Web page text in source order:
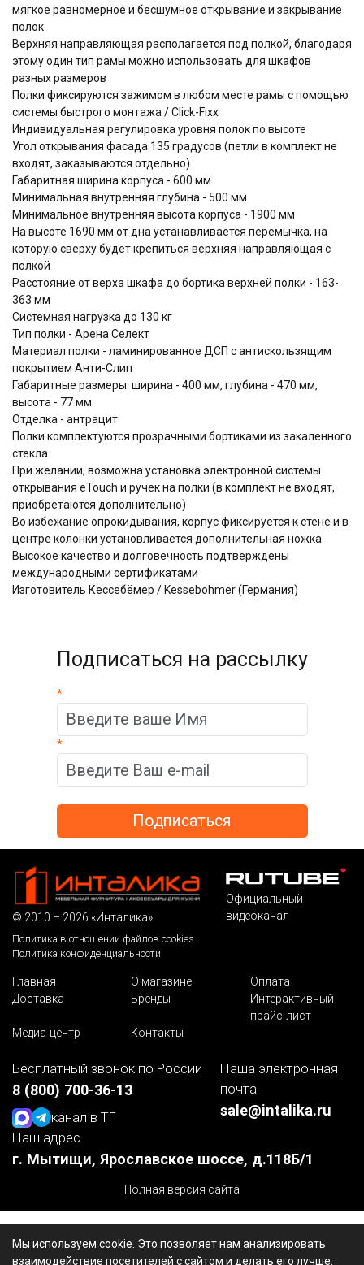
мягкое равномерное и бесшумное открывание и закрывание
полок
Верхняя направляющая располагается под полкой, благодаря
этому один тип рамы можно использовать для шкафов
разных размеров
Полки фиксируются зажимом в любом месте рамы с помощью
системы быстрого монтажа / Click-Fixx
Индивидуальная регулировка уровня полок по высоте
Угол открывания фасада 135 градусов (петли в комплект не
входят, заказываются отдельно)
Габаритная ширина корпуса - 600 мм
Минимальная внутренняя глубина - 500 мм
Минимальное внутренняя высота корпуса - 1900 мм
На высоте 1690 мм от дна устанавливается перемычка, на
которую сверху будет крепиться верхняя направляющая с
полкой
Расстояние от верха шкафа до бортика верхней полки - 163-
363 мм
Системная нагрузка до 130 кг
Тип полки - Арена Селект
Материал полки - ламинированное ДСП с антискользящим
покрытием Анти-Слип
Габаритные размеры: ширина - 400 мм, глубина - 470 мм,
высота - 77 мм
Отделка - антрацит
Полки комплектуются прозрачными бортиками из закаленного
стекла
При желании, возможна установка электронной системы
открывания eTouch и ручек на полки (в комплект не входят,
приобретаются дополнительно)
Во избежание опрокидывания, корпус фиксируется к стене и в
центре колонки установливается дополнительная ножка
Высокое качество и долговечность подтверждены
международными сертификатами
Изготовитель Кессебёмер / Kessebohmer (Германия)
Подписаться на рассылку
*
*
Мы используем cookie. Это позволяет нам анализировать
взаимодействие посетителей с сайтом и делать его лучше.
© 2010 – 2026 «Инталика»
Политика в отношении файлов cookies
Политика конфиденциальности
Официальный
видеоканал
Главная О магазине
Оплата
Доставка
Бренды
Интерактивный
прайс-лист
Медиа-центр
Контакты
Бесплатный звонок по России
8 (800) 700-36-13
канал в ТГ
Наша электронная
почта
sale@intalika.ru
Наш адрес
г. Мытищи, Ярославское шоссе, д.118Б/1
Полная версия сайта